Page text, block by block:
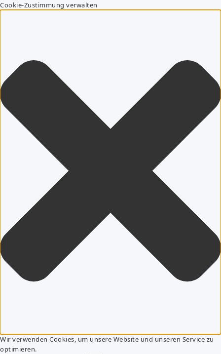
Cookie-Zustimmung verwalten
Wir verwenden Cookies, um unsere Website und unseren Service zu
optimieren.